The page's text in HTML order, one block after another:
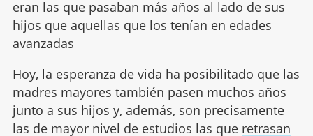
eran las que pasaban más años al lado de sus
hijos que aquellas que los tenían en edades
avanzadas
Hoy, la esperanza de vida ha posibilitado que las
madres mayores también pasen muchos años
junto a sus hijos y, además, son precisamente
las de mayor nivel de estudios las que retrasan